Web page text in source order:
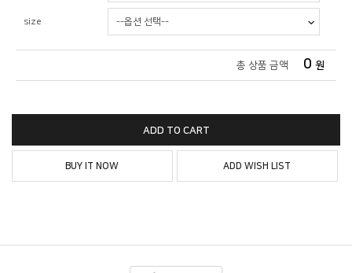
size
총 상품 금액 0 원
ADD TO CART
BUY IT NOW ADD WISH LIST